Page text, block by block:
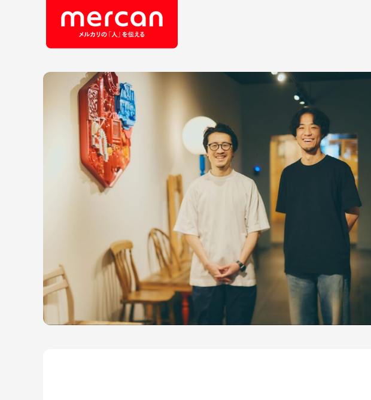
カテゴリーから探す 会社・事業
鹿島アントラーズ
メルカリ
メルペイ
メルコイン
メルカリShops
メルカリR4Dラボ
AI/LLM
職種
エンジニアリング
エンジニアリング
コーポレートエンジニアリング
セキュリティエンジニアリング